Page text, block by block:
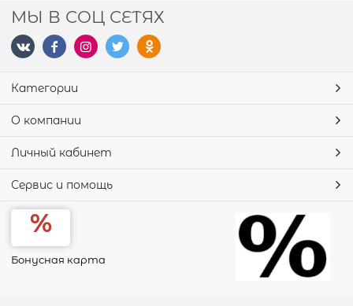
МЫ В СОЦ СЕТЯХ
Категории
О компании
Личный кабинет
Сервис и помощь
Бонусная карта